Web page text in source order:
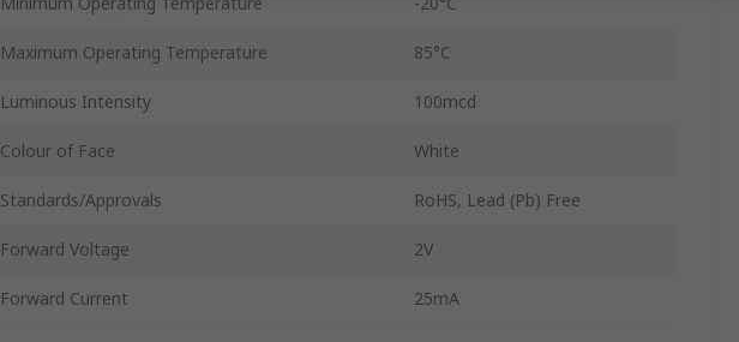
Maximum Operating Temperature 85°C
Luminous Intensity 100mcd
Colour of Face White
Standards/Approvals RoHS, Lead (Pb) Free
Forward Voltage 2V
Forward Current 25mA